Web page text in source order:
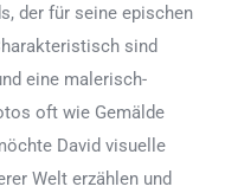
der für seine epischen
sind
eine malerisch-
oft wie Gemälde
David visuelle
Welt erzählen und